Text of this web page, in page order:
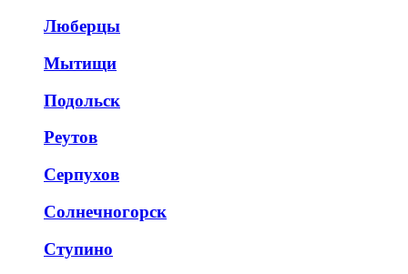
Люберцы
Мытищи
Подольск
Реутов
Серпухов
Солнечногорск
Ступино